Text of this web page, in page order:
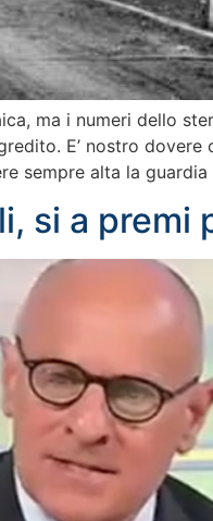
ma i numeri dello
E’ nostro
sempre alta la
si a premi